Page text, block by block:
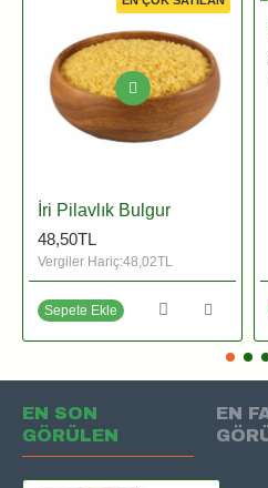
İri Pilavlık Bulgur
48,50TL
Vergiler Hariç:48,02TL
Sepete Ekle
EN SON
GÖRÜLEN
EN